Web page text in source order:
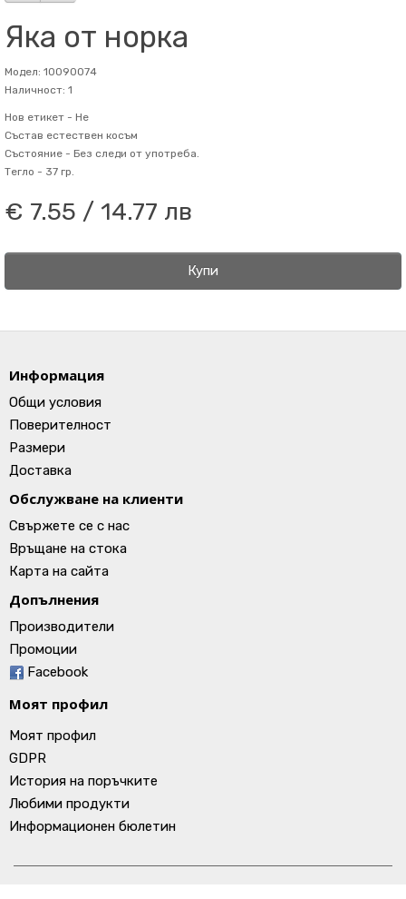
Яка от норка
Модел: 10090074
Наличност: 1
Нов етикет - Не
Състав естествен косъм
Състояние - Без следи от употреба.
Тегло - 37 гр.
€ 7.55 / 14.77 лв
Купи
Информация
Общи условия
Поверителност
Размери
Доставка
Обслужване на клиенти
Свържете се с нас
Връщане на стока
Карта на сайта
Допълнения
Производители
Промоции
Facebook
Моят профил
Моят профил
GDPR
История на поръчките
Любими продукти
Информационен бюлетин